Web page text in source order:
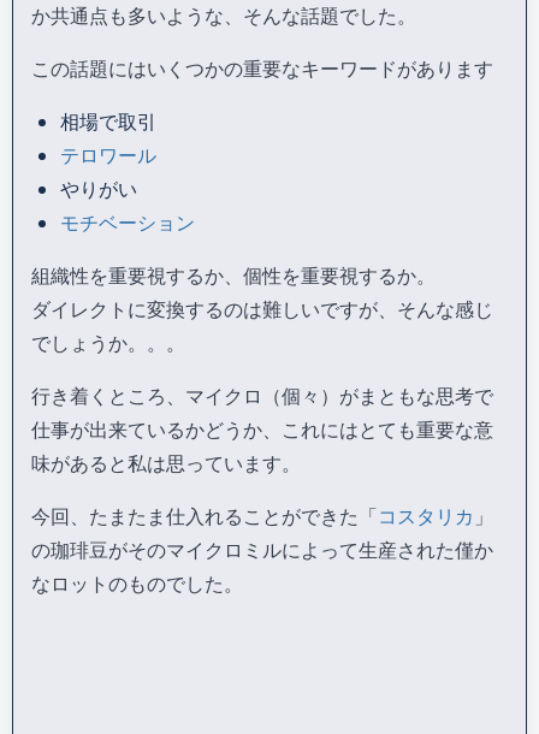
か共通点も多いような、そんな話題でした。
この話題にはいくつかの重要なキーワードがあります
相場で取引
テロワール
やりがい
モチベーション
組織性を重要視するか、個性を重要視するか。
ダイレクトに変換するのは難しいですが、そんな感じ
でしょうか。。。
行き着くところ、マイクロ（個々）がまともな思考で
仕事が出来ているかどうか、これにはとても重要な意
味があると私は思っています。
今回、たまたま仕入れることができた「コスタリカ 」
の珈琲豆がそのマイクロミルによって生産された僅か
なロットのものでした。